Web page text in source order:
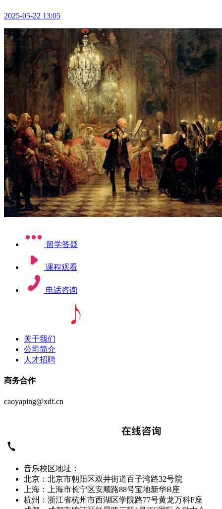
2025-05-22 13:05
留学答疑
课程观看
电话咨询
关于我们
公司简介
人才招聘
商务合作
caoyaping@xdf.cn
音乐校区地址：
北京：北京市朝阳区双井街道百子湾路32号院
上海：上海市长宁区安顺路88号宝地新华B座
杭州：浙江省杭州市西湖区学院路77号黄龙万科F座